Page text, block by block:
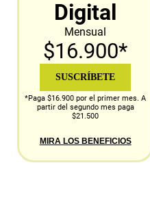
Digital
Mensual
$16.900*
SUSCRÍBETE
*Paga $16.900 por el primer mes. A
partir del segundo mes paga
$21.500
MIRA LOS BENEFICIOS